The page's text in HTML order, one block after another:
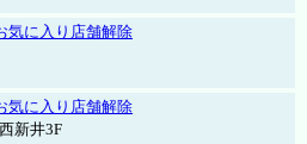
気に入り店舗解除
気に入り店舗解除
新井3F